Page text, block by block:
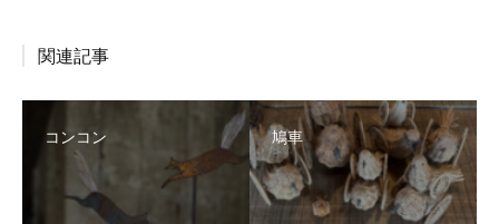
関連記事
コンコン 鳩車